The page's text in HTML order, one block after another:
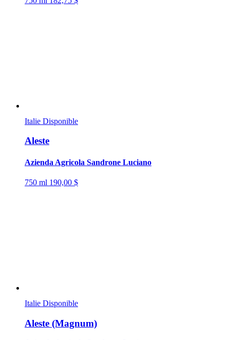
Italie Disponible
Aleste
Azienda Agricola Sandrone Luciano
750 ml 190,00 $
Italie Disponible
Aleste (Magnum)